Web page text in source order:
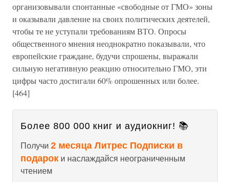
организовывали спонтанные «свободные от ГМО» зоны
и оказывали давление на своих политических деятелей,
чтобы те не уступали требованиям ВТО. Опросы
общественного мнения неоднократно показывали, что
европейские граждане, будучи спрошены, выражали
сильную негативную реакцию относительно ГМО, эти
цифры часто достигали 60% опрошенных или более.
[464]
Более 800 000 книг и аудиокниг! 📚
Получи 2 месяца Литрес Подписки в
подарок и наслаждайся неограниченным
чтением